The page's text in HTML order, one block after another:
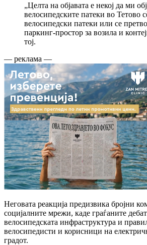
„Целта на објавата е некој да ми
велосипедските патеки во Тетово
велосипедски патеки или се
паркинг-простор за возила и
тој.
— реклама —
Неговата реакција предизвика бројни
социјалните мрежи, каде граѓаните
велосипедската инфраструктура и
велосипедисти и корисници на
градот.